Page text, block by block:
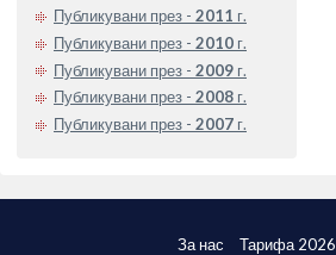
Публикувани през - 2011 г.
Публикувани през - 2010 г.
Публикувани през - 2009 г.
Публикувани през - 2008 г.
Публикувани през - 2007 г.
За нас Тарифа 2026